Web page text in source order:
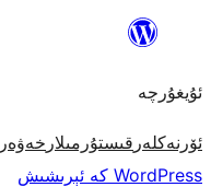
مەزمۇنغا
ئۇيغۇرچە
ئۆرنەكلەر قىستۇرمىلار
WordPress كە ئېرىشىش